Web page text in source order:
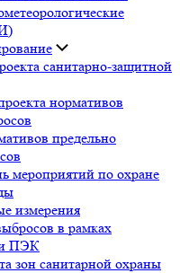
санитарно-защитной
нормативов
предельно
по охране
измерения
в рамках
и ПЭК
зон санитарной охраны